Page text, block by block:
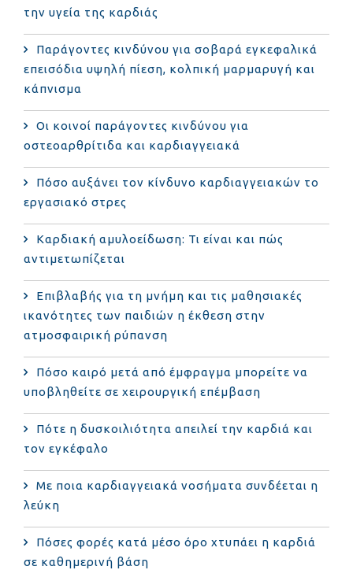
την υγεία της καρδιάς
Παράγοντες κινδύνου για σοβαρά εγκεφαλικά
επεισόδια υψηλή πίεση, κολπική μαρμαρυγή και
κάπνισμα
Οι κοινοί παράγοντες κινδύνου για
οστεοαρθρίτιδα και καρδιαγγειακά
Πόσο αυξάνει τον κίνδυνο καρδιαγγειακών το
εργασιακό στρες
Καρδιακή αμυλοείδωση: Τι είναι και πώς
αντιμετωπίζεται
Επιβλαβής για τη μνήμη και τις μαθησιακές
ικανότητες των παιδιών η έκθεση στην
ατμοσφαιρική ρύπανση
Πόσο καιρό μετά από έμφραγμα μπορείτε να
υποβληθείτε σε χειρουργική επέμβαση
Πότε η δυσκοιλιότητα απειλεί την καρδιά και
τον εγκέφαλο
Με ποια καρδιαγγειακά νοσήματα συνδέεται η
λεύκη
Πόσες φορές κατά μέσο όρο χτυπάει η καρδιά
σε καθημερινή βάση